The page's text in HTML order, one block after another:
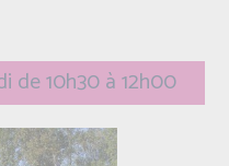
de 10h30 à 12h00